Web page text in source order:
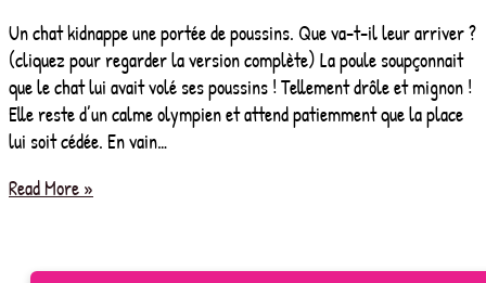
Un chat kidnappe une portée de poussins. Que va-t-il leur arriver ?
(cliquez pour regarder la version complète) La poule soupçonnait
que le chat lui avait volé ses poussins ! Tellement drôle et mignon !
Elle reste d’un calme olympien et attend patiemment que la place
lui soit cédée. En vain…
Qui
s’assemble
Read More »